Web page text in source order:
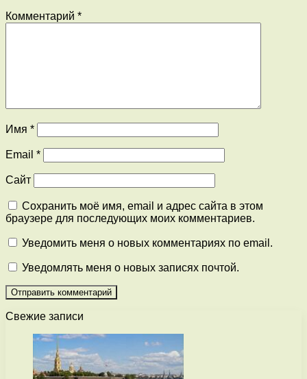
Комментарий *
Имя *
Email *
Сайт
Сохранить моё имя, email и адрес сайта в этом
браузере для последующих моих комментариев.
Уведомить меня о новых комментариях по email.
Уведомлять меня о новых записях почтой.
Свежие записи